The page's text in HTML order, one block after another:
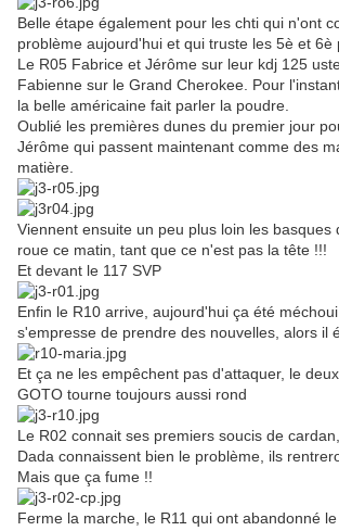
Belle étape également pour les chti qui n'ont
problème aujourd'hui et qui truste les 5è et 6è
Le R05 Fabrice et Jérôme sur leur kdj 125
Fabienne sur le Grand Cherokee. Pour
la belle américaine fait parler la poudre.
Oublié les premières dunes du premier jour
Jérôme qui passent maintenant comme des
matière.
Viennent ensuite un peu plus loin les basques
roue ce matin, tant que ce n'est pas la tête !!!
Et devant le 117 SVP
Enfin le R10 arrive, aujourd'hui ça été
s'empresse de prendre des nouvelles, alors il
Et ça ne les empêchent pas d'attaquer, le
GOTO tourne toujours aussi rond
Le R02 connait ses premiers soucis de
Dada connaissent bien le problème, ils
Mais que ça fume !!
Ferme la marche, le R11 qui ont abandonné